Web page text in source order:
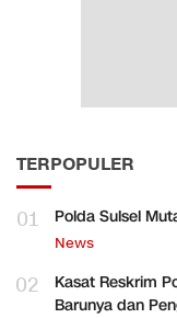
TERPOPULER
01 Polda Sulsel
News
02
Kasat Reskrim
Barunya dan